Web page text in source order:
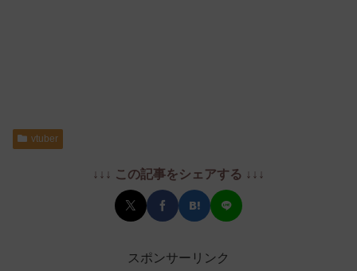
vtuber
↓↓↓ この記事をシェアする ↓↓↓
スポンサーリンク